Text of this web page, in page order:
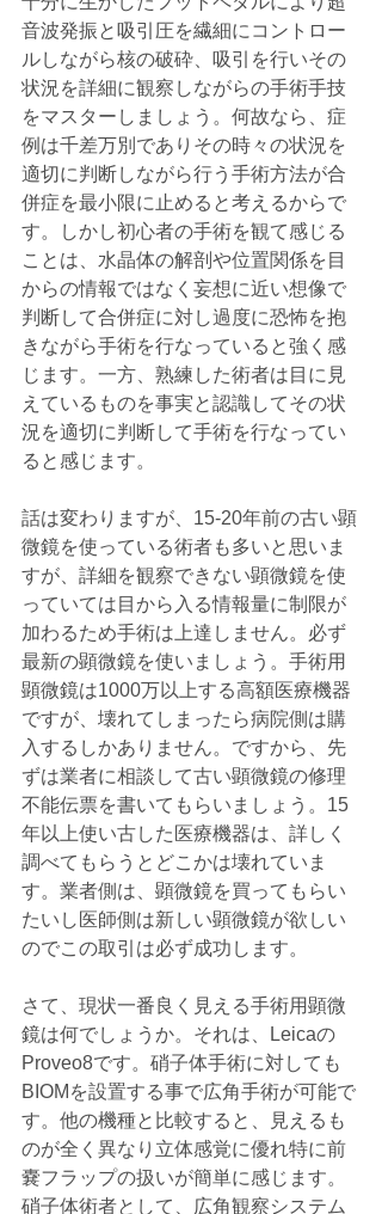
音波発振と吸引圧を繊細にコントロー
ルしながら核の破砕、吸引を行いその
状況を詳細に観察しながらの手術手技
をマスターしましょう。何故なら、症
例は千差万別でありその時々の状況を
適切に判断しながら行う手術方法が合
併症を最小限に止めると考えるからで
す。しかし初心者の手術を観て感じる
ことは、水晶体の解剖や位置関係を目
からの情報ではなく妄想に近い想像で
判断して合併症に対し過度に恐怖を抱
きながら手術を行なっていると強く感
じます。一方、熟練した術者は目に見
えているものを事実と認識してその状
況を適切に判断して手術を行なってい
ると感じます。
話は変わりますが、15-20年前の古い顕
微鏡を使っている術者も多いと思いま
すが、詳細を観察できない顕微鏡を使
っていては目から入る情報量に制限が
加わるため手術は上達しません。必ず
最新の顕微鏡を使いましょう。手術用
顕微鏡は1000万以上する高額医療機器
ですが、壊れてしまったら病院側は購
入するしかありません。ですから、先
ずは業者に相談して古い顕微鏡の修理
不能伝票を書いてもらいましょう。15
年以上使い古した医療機器は、詳しく
調べてもらうとどこかは壊れていま
す。業者側は、顕微鏡を買ってもらい
たいし医師側は新しい顕微鏡が欲しい
のでこの取引は必ず成功します。
さて、現状一番良く見える手術用顕微
鏡は何でしょうか。それは、Leicaの
Proveo8です。硝子体手術に対しても
BIOMを設置する事で広角手術が可能で
す。他の機種と比較すると、見えるも
のが全く異なり立体感覚に優れ特に前
嚢フラップの扱いが簡単に感じます。
硝子体術者として、広角観察システム